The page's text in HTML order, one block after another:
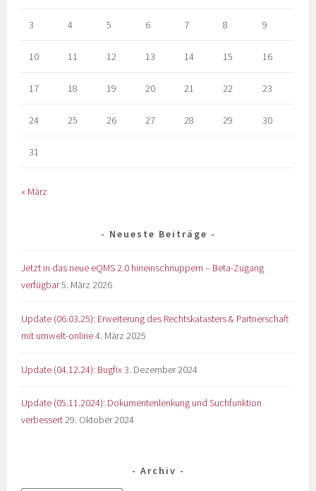
3 4 5 6 7 8 9
10 11 12 13 14 15 16
17 18 19 20 21 22 23
24 25 26 27 28 29 30
31
« März
Neueste Beiträge
Jetzt in das neue eQMS 2.0 hineinschnuppern – Beta-Zugang
verfügbar5. März 2026
Update (06.03.25): Erweiterung des Rechtskatasters & Partnerschaft
mit umwelt-online4. März 2025
Update (04.12.24): Bugfix 3. Dezember 2024
Update (05.11.2024): Dokumentenlenkung und Suchfunktion
verbessert29. Oktober 2024
Archiv